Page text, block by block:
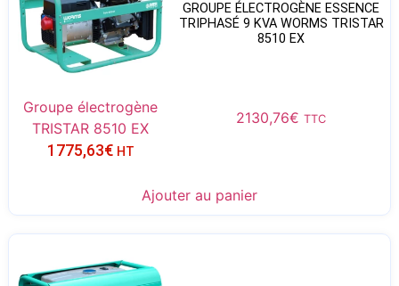
GROUPE ÉLECTROGÈNE ESSENCE
TRIPHASÉ 9 KVA WORMS TRISTAR
8510 EX
Groupe électrogène
TRISTAR 8510 EX
2130,76€ TTC
1775,63€ HT
Ajouter au panier